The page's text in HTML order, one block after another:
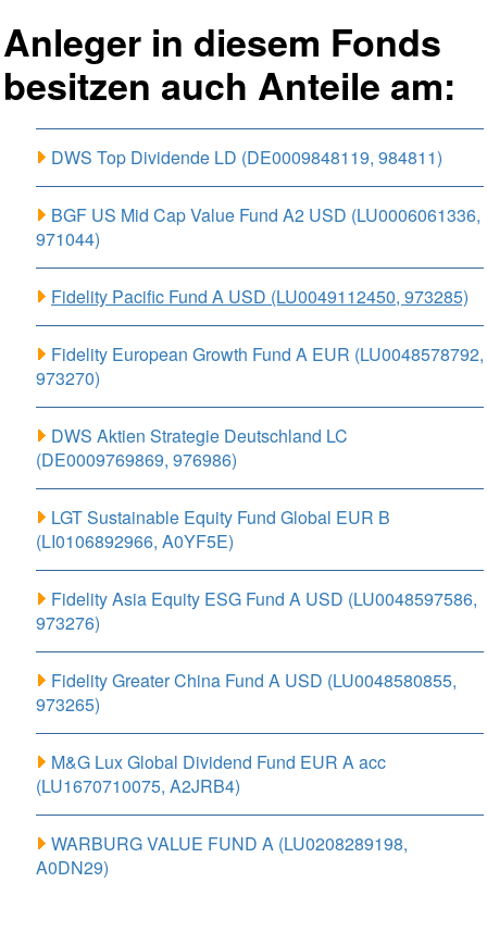
Anleger in diesem Fonds
besitzen auch Anteile am:
DWS Top Dividende LD (DE0009848119, 984811)
BGF US Mid Cap Value Fund A2 USD (LU0006061336,
971044)
Fidelity Pacific Fund A USD (LU0049112450, 973285)
Fidelity European Growth Fund A EUR (LU0048578792,
973270)
DWS Aktien Strategie Deutschland LC
(DE0009769869, 976986)
LGT Sustainable Equity Fund Global EUR B
(LI0106892966, A0YF5E)
Fidelity Asia Equity ESG Fund A USD (LU0048597586,
973276)
Fidelity Greater China Fund A USD (LU0048580855,
973265)
M&G Lux Global Dividend Fund EUR A acc
(LU1670710075, A2JRB4)
WARBURG VALUE FUND A (LU0208289198,
A0DN29)